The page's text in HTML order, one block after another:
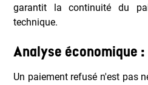
garantit la continuité du
technique.
Analyse économique
Un paiement refusé n'est pas